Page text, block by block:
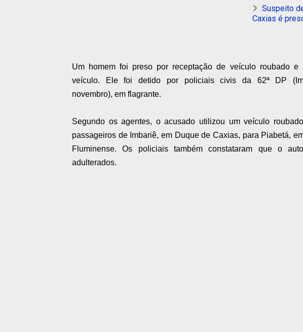
Suspeito
Caxias é
Um homem foi preso por receptação de veículo roubado
veículo. Ele foi detido por policiais civis da 62ª DP
novembro), em flagrante.
Segundo os agentes, o acusado utilizou um veículo
passageiros de Imbariê, em Duque de Caxias, para Piabetá,
Fluminense. Os policiais também constataram que o
adulterados.